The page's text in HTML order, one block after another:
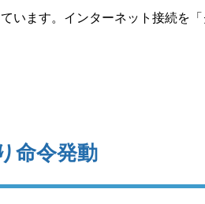
います。インターネット接続を
命令発動